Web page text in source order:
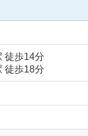
徒歩14分
徒歩18分